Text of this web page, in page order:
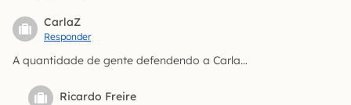
CarlaZ
Responder
A quantidade de gente defendendo a Carla…
Ricardo Freire